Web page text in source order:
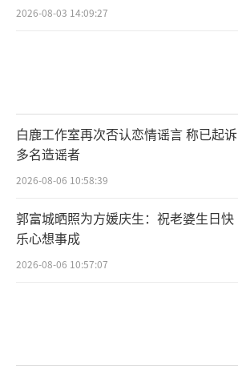
2026-08-03 14:09:27
白鹿工作室再次否认恋情谣言 称已起诉
多名造谣者
2026-08-06 10:58:39
郭富城晒照为方媛庆生：祝老婆生日快
乐心想事成
2026-08-06 10:57:07